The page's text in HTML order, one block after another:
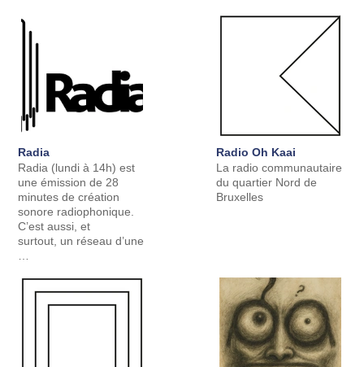
Radia
Radia (lundi à 14h) est
une émission de 28
minutes de création
sonore radiophonique.
C’est aussi, et
surtout, un réseau d’une
Radio Oh Kaai
La radio communautaire
du quartier Nord de
Bruxelles